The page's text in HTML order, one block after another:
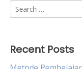
Search
for:
Recent Posts